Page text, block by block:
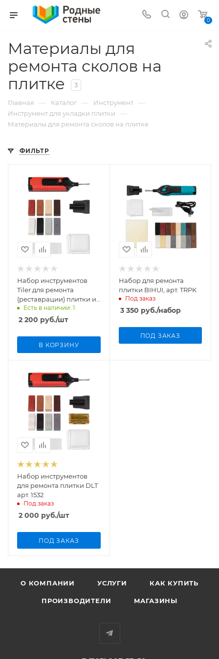
0
Материалы для
ремонта сколов на
плитке
3
Главная — Каталог — Инструмент —
Инструмент для укладки плитки —
Материалы для ремонта сколов на плитке
ФИЛЬТР
Набор инструментов
Tiler для ремонта
(реставрации) плитки и
ламината арт. 5418
Есть в наличии: 1
2 200 руб./шт
В КОРЗИНУ
Набор для ремонта
плитки BIHUI, арт. TRPK
Под заказ
3 350 руб./набор
ПОД ЗАКАЗ
Набор инструментов
для ремонта плитки DLT
арт. 1532
Под заказ
2 000 руб./шт
ПОД ЗАКАЗ
О КОМПАНИИ УСЛУГИ КАК КУПИТЬ
ПРОИЗВОДИТЕЛИ МАГАЗИНЫ